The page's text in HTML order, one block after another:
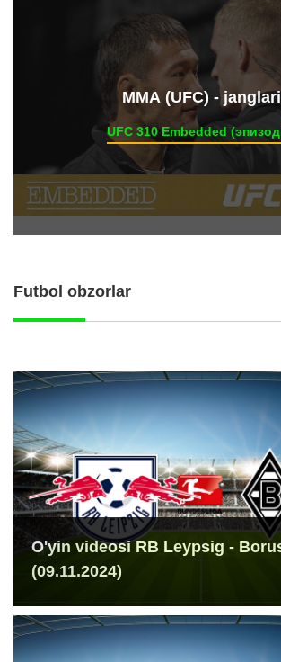
ММА (UFC) - janglari
UFC 310 Embedded
Futbol obzorlar
O'yin videosi RB Leypsig -
(09.11.2024)